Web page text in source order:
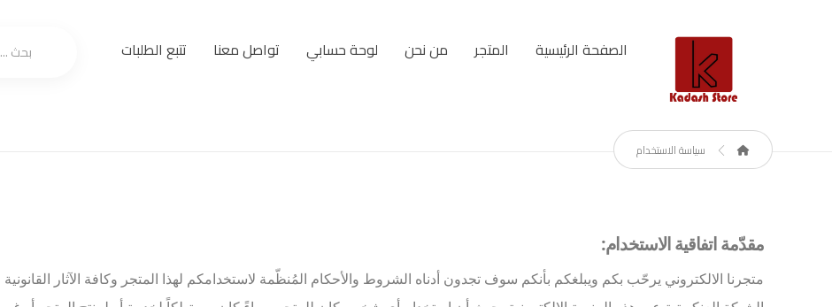
الصفحة الرئيسية المتجر من نحن لوحة حسابي تواصل معنا تتبع الطلبات
سياسة الاستخدام
مقدّمة اتفاقية الاستخدام:
متجرنا الالكتروني يرحّب بكم ويبلغكم بأنكم سوف تجدون أدناه الشروط والأحكام المُنظّمة لاستخدامكم لهذا المتجر وكافة الآثار